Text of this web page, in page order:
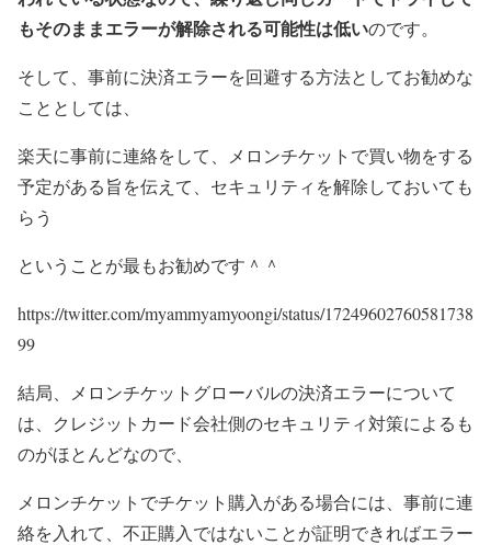
もそのままエラーが解除される可能性は低いのです。
そして、事前に決済エラーを回避する方法としてお勧めな
こととしては、
楽天に事前に連絡をして、メロンチケットで買い物をする
予定がある旨を伝えて、セキュリティを解除しておいても
らう
ということが最もお勧めです＾＾
https://twitter.com/myammyamyoongi/status/17249602760581738
99
結局、メロンチケットグローバルの決済エラーについて
は、クレジットカード会社側のセキュリティ対策によるも
のがほとんどなので、
メロンチケットでチケット購入がある場合には、事前に連
絡を入れて、不正購入ではないことが証明できればエラー